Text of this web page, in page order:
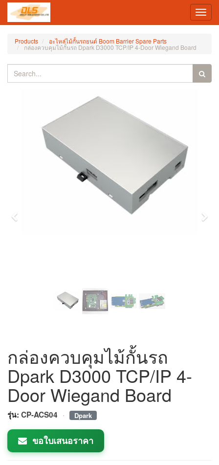
Products อะไหล่ไม้กั้นรถยนต์ Boom Barrier Spare Parts
กล่องควบคุมไม้กั้นรถ Dpark D3000 TCP/IP 4-Door Wiegand Board
กล่องควบคุมไม้กั้นรถ
Dpark D3000 TCP/IP 4-
Door Wiegand Board
รุ่น: CP-ACS04 · Dpark
ขอใบเสนอราคา